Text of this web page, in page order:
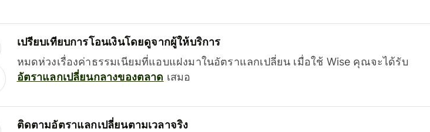
เปรียบเทียบการโอนเงินโดยดูจากผู้ให้บริการ
หมดห่วงเรื่องค่าธรรมเนียมที่แอบแฝงมาในอัตราแลกเปลี่ยน เมื่อใช้ Wise คุณจะได้รับ
อัตราแลกเปลี่ยนกลางของตลาด เสมอ
ติดตามอัตราแลกเปลี่ยนตามเวลาจริง